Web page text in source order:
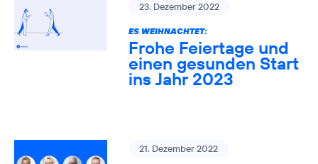
23. Dezember 2022
ES WEIHNACHTET:
Frohe Feiertage und
einen gesunden Start
ins Jahr 2023
21. Dezember 2022